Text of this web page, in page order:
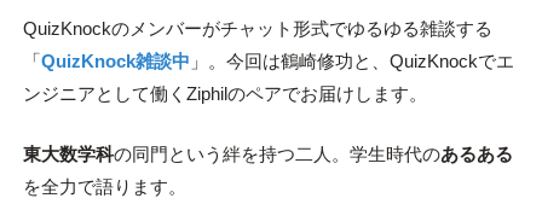
QuizKnockのメンバーがチャット形式でゆるゆる雑談する
「QuizKnock雑談中 」。今回は鶴崎修功と、QuizKnockでエ
ンジニアとして働くZiphilのペアでお届けします。
東大数学科の同門という絆を持つ二人。学生時代のあるある
を全力で語ります。